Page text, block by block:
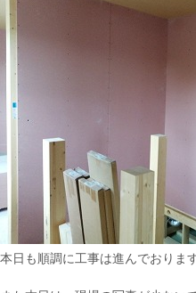
本日も順調に工事は進んでおりま